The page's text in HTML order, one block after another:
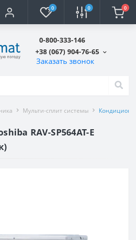
0 0 0
0-800-333-146
+38 (067) 904-76-65
Заказать звонок
Мульти-сплит системы
RAV-SP564AT-E